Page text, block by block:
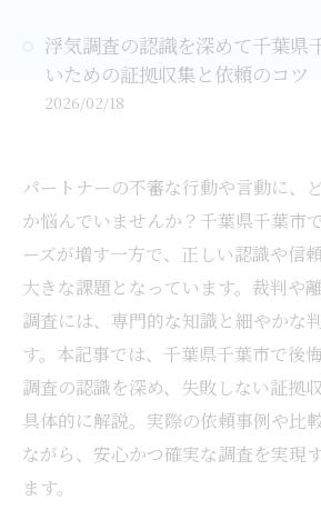
浮気調査の認識を深めて千葉県
いための証拠収集と依頼のコツ
2026/02/18
パートナーの不審な行動や言動に、
か悩んでいませんか？千葉県千葉市
ーズが増す一方で、正しい認識や信
大きな課題となっています。裁判や
調査には、専門的な知識と細やかな
す。本記事では、千葉県千葉市で後
調査の認識を深め、失敗しない証拠
具体的に解説。実際の依頼事例や比
ながら、安心かつ確実な調査を実現
ます。